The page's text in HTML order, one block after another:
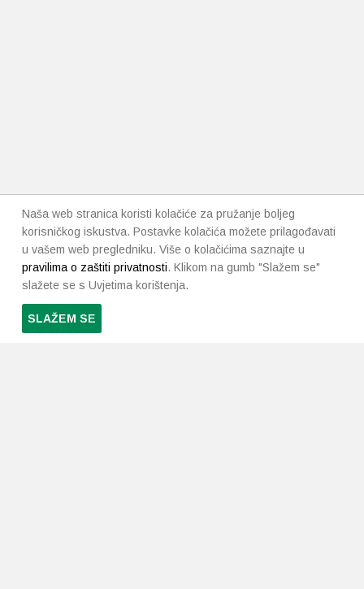
Naša web stranica koristi kolačiće za pružanje boljeg
korisničkog iskustva. Postavke kolačića možete prilagođavati
u vašem web pregledniku. Više o kolačićima saznajte u
pravilima o zaštiti privatnosti. Klikom na gumb "Slažem se"
slažete se s Uvjetima korištenja.
SLAŽEM SE